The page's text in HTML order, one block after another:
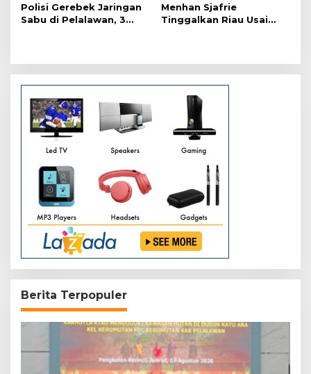
Polisi Gerebek Jaringan
Sabu di Pelalawan, 3
Menhan Sjafrie
Tinggalkan Riau Usai
Berita Terpopuler